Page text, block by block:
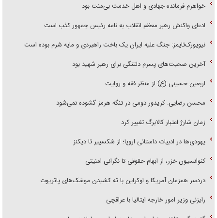
خواهرم فرمانده جهادی و اهل خدمت بی‌منت بود
ادعای واکنش رهبر معظم انقلاب به نامه رئیس جمهور کذب است
نیویورک‌تایمز: جنگ علیه ایران یک باخت راهبردی و مایه شرم بوده است
آخرین صحبت‌های پسرم دلتنگی برای رهبر شهید بود
اربعین حسینی (ع) از منظر فقه و روایت
محسن رضایی: کریدور دومی در تنگه هرمز گشوده نمی‌شود
زمان شارژ اعتبار کالابرگ تغییر کرد
یهودی‌ها در ادبیات داستانی اروپا؛ از شکسپیر تا دیکنز
کنوانسیون خزر، از ابهام حقوقی تا نگرانی امنیتی
دردسر همزمان آمریکا و اوکراین با ته کشیدن موشک‌های پاتریوت
رایزنی وزیر امور خارجه ایتالیا با عراقچی